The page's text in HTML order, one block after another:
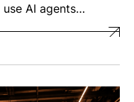
AI agents…